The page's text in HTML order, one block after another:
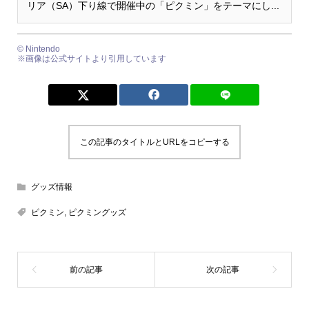
リア（SA）下り線で開催中の「ピクミン」をテーマにし...
© Nintendo
※画像は公式サイトより引用しています
この記事のタイトルとURLをコピーする
グッズ情報
ピクミン, ピクミングッズ